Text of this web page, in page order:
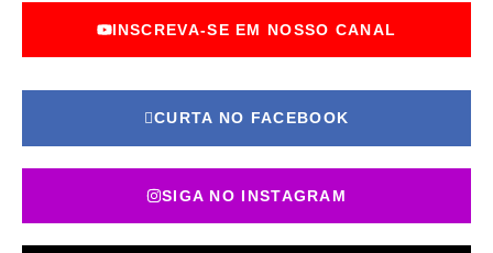
INSCREVA-SE EM NOSSO CANAL
CURTA NO FACEBOOK
SIGA NO INSTAGRAM